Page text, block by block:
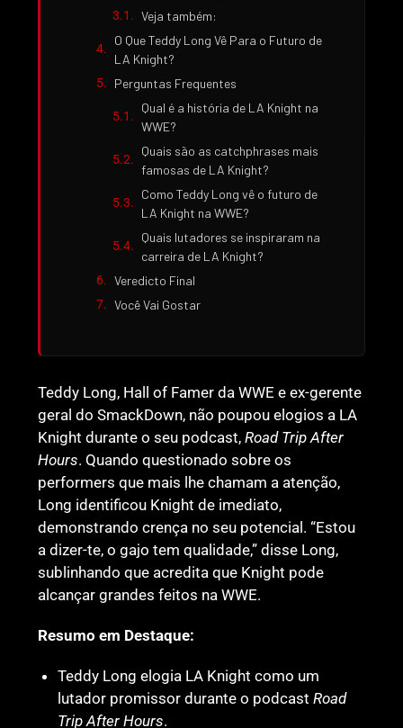
Veja também:
O Que Teddy Long Vê Para o Futuro de
LA Knight?
Perguntas Frequentes
Qual é a história de LA Knight na
WWE?
Quais são as catchphrases mais
famosas de LA Knight?
Como Teddy Long vê o futuro de
LA Knight na WWE?
Quais lutadores se inspiraram na
carreira de LA Knight?
Veredicto Final
Você Vai Gostar
Teddy Long, Hall of Famer da WWE e ex-gerente
geral do SmackDown, não poupou elogios a LA
Knight durante o seu podcast,Road Trip After
Hours. Quando questionado sobre os
performers que mais lhe chamam a atenção,
Long identificou Knight de imediato,
demonstrando crença no seu potencial. “Estou
a dizer-te, o gajo tem qualidade,” disse Long,
sublinhando que acredita que Knight pode
alcançar grandes feitos na WWE.
Resumo em Destaque:
Teddy Long elogia LA Knight como um
lutador promissor durante o podcastRoad
Trip After Hours.